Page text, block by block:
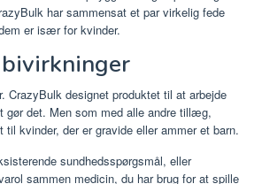
har sammensat et par virkelig fede
er især for kvinder.
CrazyBulk designet produktet til at arbejde
gør det. Men som med alle andre tillæg,
til kvinder, der er gravide eller ammer et barn.
sundhedsspørgsmål, eller
sammen medicin, du har brug for at spille